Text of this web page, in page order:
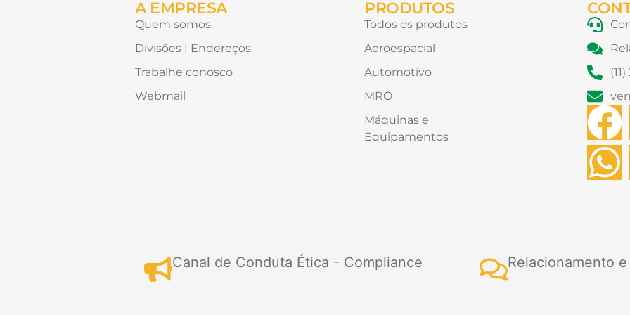
A EMPRESA
Quem somos
Divisões | Endereços
Trabalhe conosco
Webmail
PRODUTOS
Todos os produtos
Aeroespacial
Automotivo
MRO
Máquinas e
Equipamentos
F
a
c
b
h
a
s
Canal de Conduta Ética - Compliance Relacionamento